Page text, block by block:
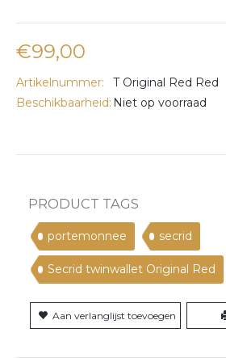
€99,00
Artikelnummer:
T Original Red Red
Beschikbaarheid: Niet op voorraad
PRODUCT TAGS
portemonnee secrid
Secrid twinwallet Original Red
Aan verlanglijst toevoegen